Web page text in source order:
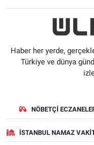
Haber her yerde,
Türkiye ve dünya
NÖBETÇI
İSTANBUL NAMAZ